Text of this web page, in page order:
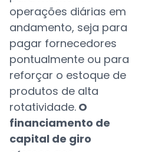
operações diárias em
andamento, seja para
pagar fornecedores
pontualmente ou para
reforçar o estoque de
produtos de alta
rotatividade. O
financiamento de
capital de giro